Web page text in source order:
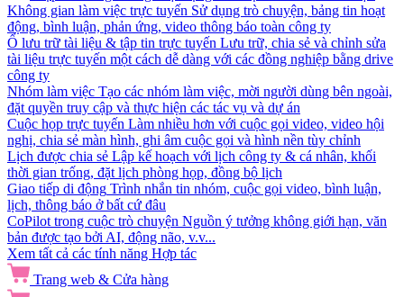
Không gian làm việc trực tuyến Sử dụng trò chuyện, bảng tin hoạt
động, bình luận, phản ứng, video thông báo toàn công ty
Ổ lưu trữ tài liệu & tập tin trực tuyến Lưu trữ, chia sẻ và chỉnh sửa
tài liệu trực tuyến một cách dễ dàng với các đồng nghiệp bằng drive
công ty
Nhóm làm việc Tạo các nhóm làm việc, mời người dùng bên ngoài,
đặt quyền truy cập và thực hiện các tác vụ và dự án
Cuộc họp trực tuyến Làm nhiều hơn với cuộc gọi video, video hội
nghị, chia sẻ màn hình, ghi âm cuộc gọi và hình nền tùy chỉnh
Lịch được chia sẻ Lập kế hoạch với lịch công ty & cá nhân, khối
thời gian trống, đặt lịch phòng họp, đồng bộ lịch
Giao tiếp di động Trình nhắn tin nhóm, cuộc gọi video, bình luận,
lịch, thông báo ở bất cứ đâu
CoPilot trong cuộc trò chuyện Nguồn ý tưởng không giới hạn, văn
bản được tạo bởi AI, động não, v.v...
Xem tất cả các tính năng Hợp tác
Trang web & Cửa hàng